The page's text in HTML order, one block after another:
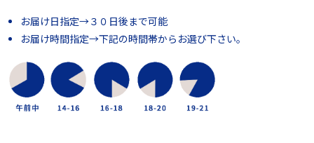
お届け日指定→３０日後まで可能
お届け時間指定→下記の時間帯からお選び下さい。